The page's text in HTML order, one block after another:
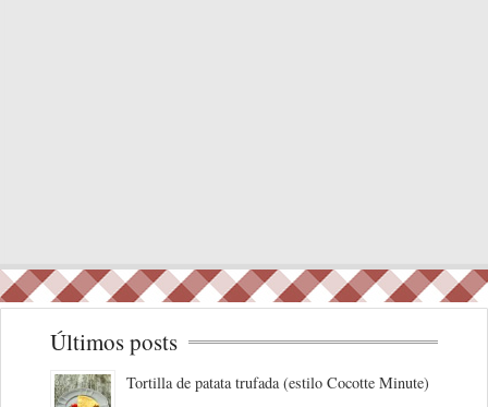
Últimos posts
Tortilla de patata trufada (estilo Cocotte Minute)